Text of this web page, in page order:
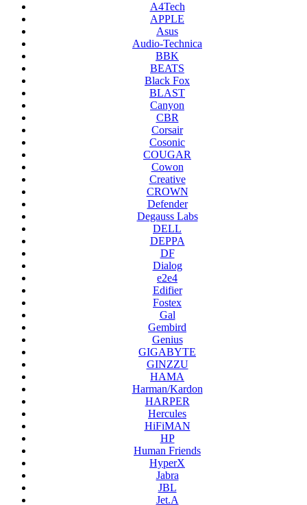
A4Tech
APPLE
Asus
Audio-Technica
BBK
BEATS
Black Fox
BLAST
Canyon
CBR
Corsair
Cosonic
COUGAR
Cowon
Creative
CROWN
Defender
Degauss Labs
DELL
DEPPA
DF
Dialog
e2e4
Edifier
Fostex
Gal
Gembird
Genius
GIGABYTE
GINZZU
HAMA
Harman/Kardon
HARPER
Hercules
HiFiMAN
HP
Human Friends
HyperX
Jabra
JBL
Jet.A